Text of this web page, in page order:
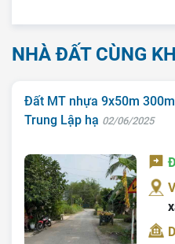
Trang chủ
Bán Đất
Nhà Đất Giá Tốt
Ký Gửi
NHÀ ĐẤT CÙNG
Đất MT nhựa 9x50m
Trung Lập hạ 02/06/2025